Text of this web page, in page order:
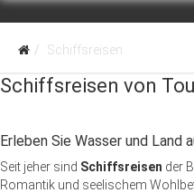
Schiffsreisen
Schiffsreisen von
Erleben Sie Wasser und Land
Seit jeher sind Schiffsreisen der
Romantik und seelischem